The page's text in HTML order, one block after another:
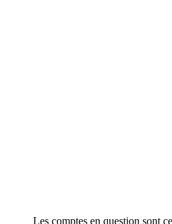
Les comptes en question sont